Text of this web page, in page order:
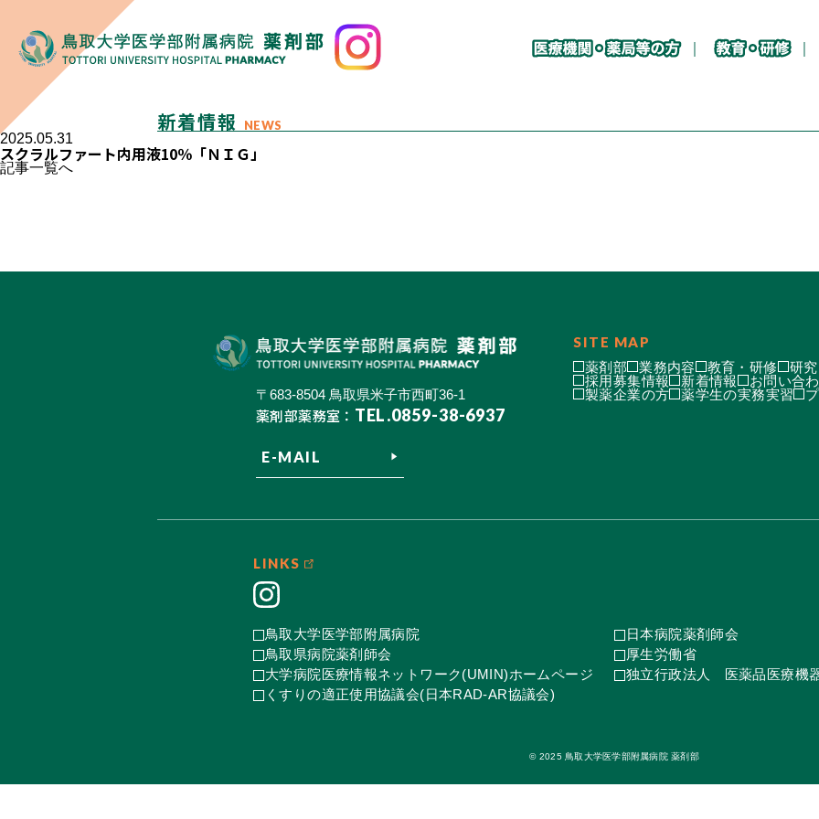
新着情報 NEWS
2025.05.31
スクラルファート内用液10％「ＮＩＧ」
記事一覧へ
〒683-8504 鳥取県米子市西町36-1
薬剤部薬務室： TEL.0859-38-6937
E-MAIL
SITE MAP
薬剤部 業務内容 教育・研修 研
採用募集情報
新着情報 お問い合
製薬企業の方
薬学生の実務実習
LINKS
鳥取大学医学部附属病院
日本病院薬剤師会
鳥取県病院薬剤師会
厚生労働省
大学病院医療情報ネットワーク(UMIN)ホームページ
独立行政法人 医薬品医療機
くすりの適正使用協議会(日本RAD-AR協議会)
© 2025 鳥取大学医学部附属病院 薬剤部